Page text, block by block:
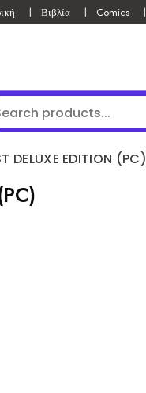
Βιβλία Comics
DELUXE EDITION (PC)